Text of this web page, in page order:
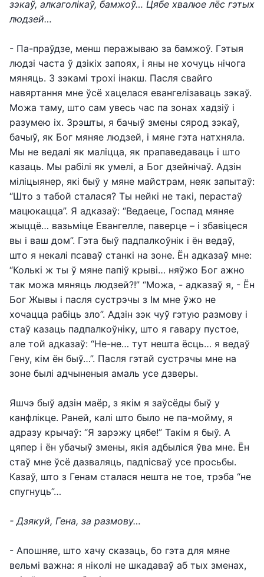
зэкаў, алкаголікаў, бамжоў… Цябе хвалюе лёс гэтых
людзей…
- Па-праўдзе, менш перажываю за бамжоў. Гэтыя
людзі часта ў дзікіх запоях, і яны не хочуць нічога
мяняць. З зэкамі трохі інакш. Пасля свайго
навяртання мне ўсё хацелася евангелізаваць зэкаў.
Можа таму, што сам увесь час па зонах хадзіў і
разумею іх. Зрэшты, я бачыў змены сярод зэкаў,
бачыў, як Бог мяняе людзей, і мяне гэта натхняла.
Мы не ведалі як маліцца, як прапаведаваць і што
казаць. Мы рабілі як умелі, а Бог дзейнічаў. Адзін
міліцыянер, які быў у мяне майстрам, неяк запытаў:
“Што з табой сталася? Ты нейкі не такі, перастаў
мацюкацца”. Я адказаў: “Ведаеце, Госпад мяняе
жыццё… вазьміце Евангелле, паверце – і збавіцеся
вы і ваш дом”. Гэта быў падпалкоўнік і ён ведаў,
што я некалі псаваў станкі на зоне. Ён адказаў мне:
“Колькі ж ты ў мяне папіў крыві… няўжо Бог ажно
так можа мяняць людзей?!” “Можа, - адказаў я, - Ён
Бог Жывы і пасля сустрэчы з Ім мне ўжо не
хочацца рабіць зло”. Адзін зэк чуў гэтую размову і
стаў казаць падпалкоўніку, што я гавару пустое,
але той адказаў: “Не-не… тут нешта ёсць… я ведаў
Гену, кім ён быў…”. Пасля гэтай сустрэчы мне на
зоне былі адчыненыя амаль усе дзверы.
Яшчэ быў адзін маёр, з якім я заўсёды быў у
канфлікце. Раней, калі што было не па-мойму, я
адразу крычаў: “Я зарэжу цябе!” Такім я быў. А
цяпер і ён убачыў змены, якія адбыліся ўва мне. Ён
стаў мне ўсё дазваляць, падпісваў усе просьбы.
Казаў, што з Генам сталася нешта не тое, трэба “не
спугнуць”…
- Дзякуй, Гена, за размову…
- Апошняе, што хачу сказаць, бо гэта для мяне
вельмі важна: я ніколі не шкадаваў аб тых зменах,